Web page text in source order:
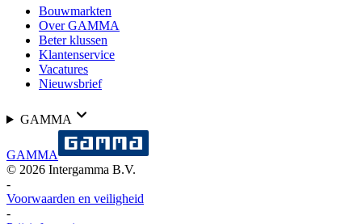
Bouwmarkten
Over GAMMA
Beter klussen
Klantenservice
Vacatures
Nieuwsbrief
GAMMA
GAMMA
© 2026 Intergamma B.V.
-
Voorwaarden en veiligheid
-